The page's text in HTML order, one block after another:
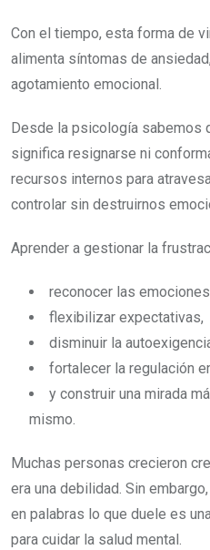
Con el tiempo, esta forma de
alimenta síntomas de
agotamiento emocional.
Desde la psicología sabemos
significa resignarse ni
recursos internos para
controlar sin destruirnos
Aprender a gestionar la
reconocer las
flexibilizar expectativas,
disminuir la
fortalecer la regulación
y construir una mirada
mismo.
Muchas personas crecieron
era una debilidad. Sin
en palabras lo que duele es
para cuidar la salud mental.